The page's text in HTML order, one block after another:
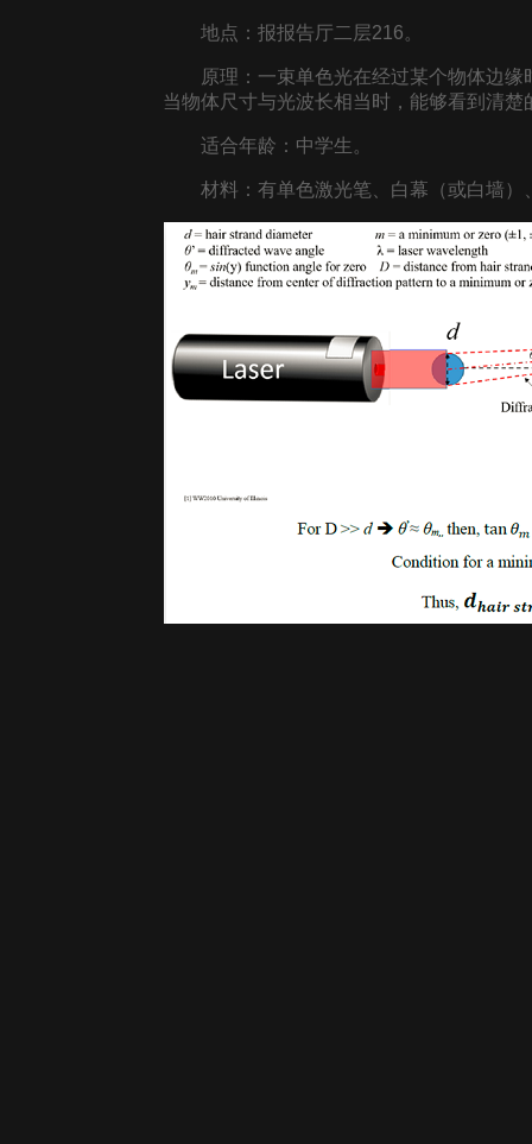
地点：报报告厅二层216。
原理：一束单色光在经过某个物体边缘
当物体尺寸与光波长相当时，能够看到清
适合年龄：中学生。
材料：有单色激光笔、白幕（或白墙）